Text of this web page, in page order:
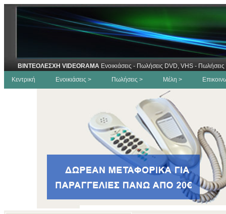
ΒΙΝΤΕΟΛΕΣΧΗ VIDEORAMA Ενοικιάσεις - Πωλήσεις DVD, VHS -
Κεντρική
Ενοικιάσεις > Πωλήσεις > Μέλη >